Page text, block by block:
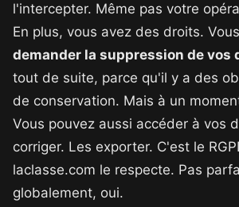
l'intercepter. Même pas votre
En plus, vous avez des droits.
demander la suppression de vos
tout de suite, parce qu'il y a des
de conservation. Mais à un
Vous pouvez aussi accéder à vos
corriger. Les exporter. C'est le
laclasse.com le respecte. Pas
globalement, oui.